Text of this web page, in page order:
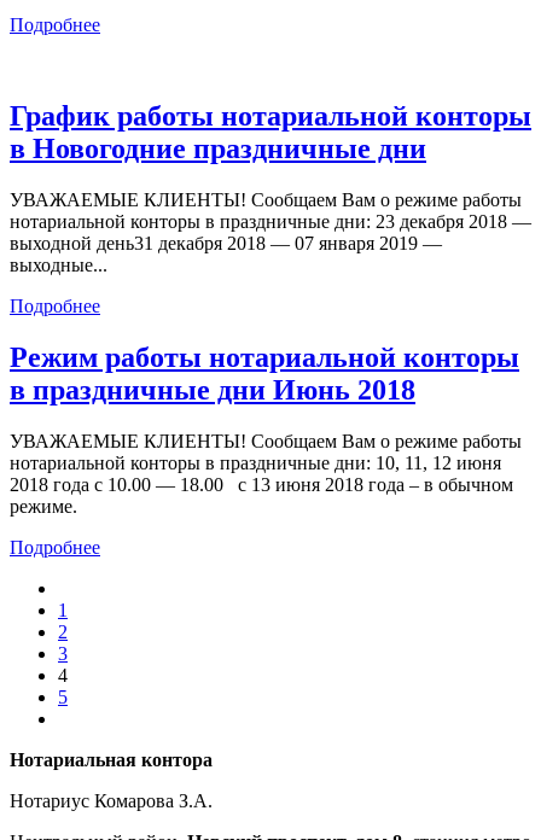
Подробнее
График работы нотариальной конторы
в Новогодние праздничные дни
УВАЖАЕМЫЕ КЛИЕНТЫ! Сообщаем Вам о режиме работы
нотариальной конторы в праздничные дни: 23 декабря 2018 —
выходной день31 декабря 2018 — 07 января 2019 —
выходные...
Подробнее
Режим работы нотариальной конторы
в праздничные дни Июнь 2018
УВАЖАЕМЫЕ КЛИЕНТЫ! Сообщаем Вам о режиме работы
нотариальной конторы в праздничные дни: 10, 11, 12 июня
2018 года с 10.00 — 18.00 с 13 июня 2018 года – в обычном
режиме.
Подробнее
1
2
3
4
5
Нотариальная контора
Нотариус Комарова З.А.